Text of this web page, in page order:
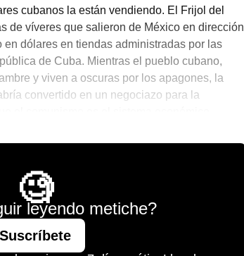
cubanos la están vendiendo. El Frijol del
de víveres que salieron de México en dirección
dólares en tiendas administradas por las
de Cuba. Mientras el pueblo cubano,
y viven a oscuras por los apagones, la
convertido en un negociazo para la
🧐
leyendo metiche?
Suscríbete